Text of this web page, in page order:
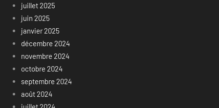
juillet 2025
juin 2025
janvier 2025
décembre 2024
novembre 2024
octobre 2024
septembre 2024
août 2024